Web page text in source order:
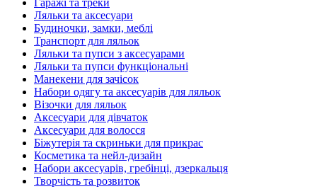
Гаражі та треки
Ляльки та аксесуари
Будиночки, замки, меблі
Транспорт для ляльок
Ляльки та пупси з аксесуарами
Ляльки та пупси функціональні
Манекени для зачісок
Набори одягу та аксесуарів для ляльок
Візочки для ляльок
Аксесуари для дівчаток
Аксесуари для волосся
Біжутерія та скриньки для прикрас
Косметика та нейл-дизайн
Набори аксесуарів, гребінці, дзеркальця
Творчість та розвиток